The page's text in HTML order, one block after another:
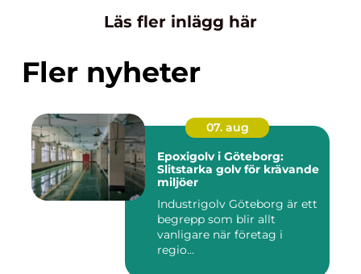
Läs fler inlägg här
Fler nyheter
07. aug
Epoxigolv i Göteborg:
Slitstarka golv för krävande
miljöer
Industrigolv Göteborg är ett
begrepp som blir allt
vanligare när företag i
regio...